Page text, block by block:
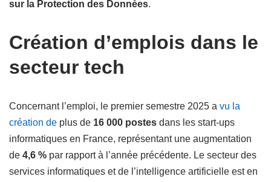
sur la Protection des Données.
Création d’emplois dans le
secteur tech
Concernant l’emploi, le premier semestre 2025 a vu la
création de plus de 16 000 postes dans les start-ups
informatiques en France, représentant une augmentation
de 4,6 % par rapport à l’année précédente. Le secteur des
services informatiques et de l’intelligence artificielle est en